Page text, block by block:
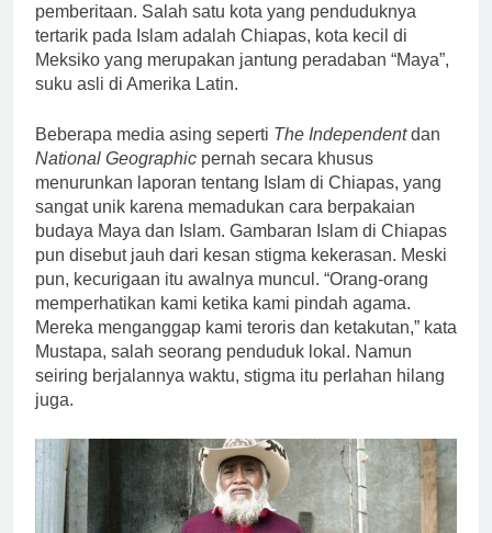
pemberitaan. Salah satu kota yang penduduknya
tertarik pada Islam adalah Chiapas, kota kecil di
Meksiko yang merupakan jantung peradaban “Maya”,
suku asli di Amerika Latin.
Beberapa media asing seperti The Independentdan
National Geographic pernah secara khusus
menurunkan laporan tentang Islam di Chiapas, yang
sangat unik karena memadukan cara berpakaian
budaya Maya dan Islam. Gambaran Islam di Chiapas
pun disebut jauh dari kesan stigma kekerasan. Meski
pun, kecurigaan itu awalnya muncul. “Orang-orang
memperhatikan kami ketika kami pindah agama.
Mereka menganggap kami teroris dan ketakutan,” kata
Mustapa, salah seorang penduduk lokal. Namun
seiring berjalannya waktu, stigma itu perlahan hilang
juga.